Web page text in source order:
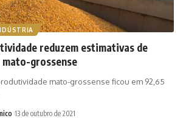
reduzem estimativas de
grossense
mato-grossense ficou em 92,65
13 de outubro de 2021